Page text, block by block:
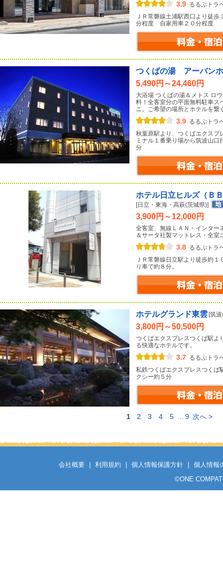
3.9 るるぶトラ
ＪＲ常磐線土浦駅西口より徒
分程度 自家用車２０分程度
つくばの湯 アーバン
5,490円～24,460円
大浴場 つくばの湯＆メトス ロ
料！全客室分の平面無料駐車ス
ニ。ご希望の場所とホテルを繋
3.9 るるぶトラ
秋葉原駅より、つくばエクスプ
ミナル１番乗り場から筑波山
分
ホテル日立ヒルズ（Ｂ
[日立・東海・高萩(茨城県)]
3,900円～12,000円
全客室、無線ＬＡＮ・インター
＆サータ社製マットレス・全室
3.8 るるぶトラ
ＪＲ常磐線日立駅より徒歩約
り車で約８分。
ホテルグランド東雲 [筑
3,800円～50,500円
つくばエクスプレスつくば駅よ
る快適なホテルです。
3.7 るるぶトラ
私鉄つくばエクスプレスつく
クシー約５分
1 2 3 4 5 … 9 次へ >
会社概要 利用規約 個人情報保護方針
個人情報
©ONE